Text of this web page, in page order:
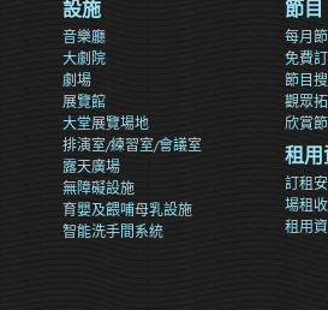
設施
音樂廳
大劇院
劇場
展覽館
大堂展覽場地
排演室/練習室/會議室
露天廣場
無障礙設施
育嬰及餵哺母乳設施
智能洗手間系統
節目
每月
免費
節目
觀眾
欣賞
租用
訂租
場租
租用